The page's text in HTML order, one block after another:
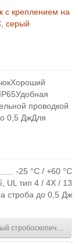
проводкой
0,5 ДжДля
-25 °C / +60 °C
UL тип 4 / 4X / 13
строба до 0,5 Дж
на панели